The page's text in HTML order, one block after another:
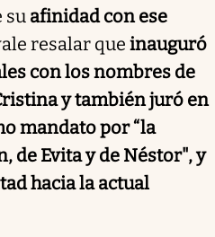
su afinidad con ese
resalar que inauguró
con los nombres de
y también juró en
mandato por “la
de Evita y de Néstor", y
hacia la actual